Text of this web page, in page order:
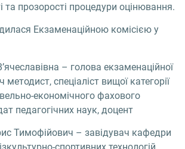
та прозорості процедури оцінювання.
Екзаменаційною комісією у
– голова екзаменаційної
методист, спеціаліст вищої категорії
економічного фахового
педагогічних наук, доцент
Тимофійович – завідувач кафедри